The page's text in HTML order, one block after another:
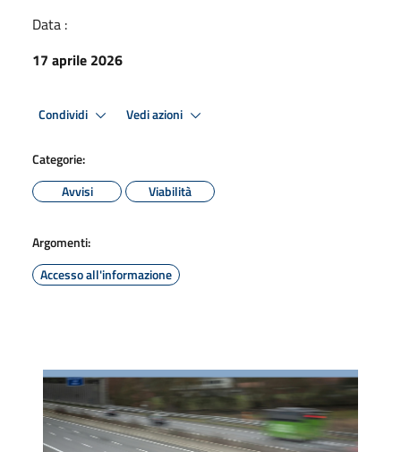
Data :
17 aprile 2026
Condividi Vedi azioni
Categorie:
Avvisi
Viabilità
Argomenti:
Accesso all'informazione